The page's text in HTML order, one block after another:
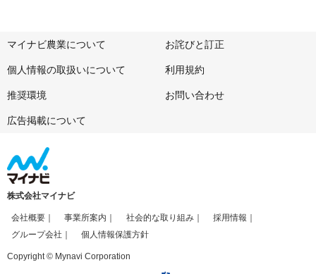
マイナビ農業について お詫びと訂正
個人情報の取扱いについて 利用規約
推奨環境 お問い合わせ
広告掲載について
株式会社マイナビ
会社概要 事業所案内 社会的な取り組み
採用情報
グループ会社
個人情報保護方針
Copyright © Mynavi Corporation